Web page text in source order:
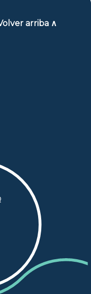
arriba ∧